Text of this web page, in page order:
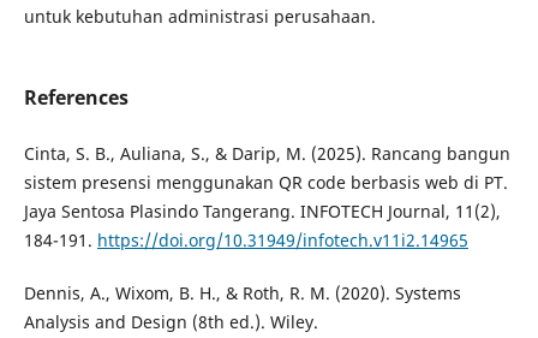
untuk kebutuhan administrasi perusahaan.
References
Cinta, S. B., Auliana, S., & Darip, M. (2025). Rancang bangun
sistem presensi menggunakan QR code berbasis web di PT.
Jaya Sentosa Plasindo Tangerang. INFOTECH Journal, 11(2),
184-191. https://doi.org/10.31949/infotech.v11i2.14965
Dennis, A., Wixom, B. H., & Roth, R. M. (2020). Systems
Analysis and Design (8th ed.). Wiley.